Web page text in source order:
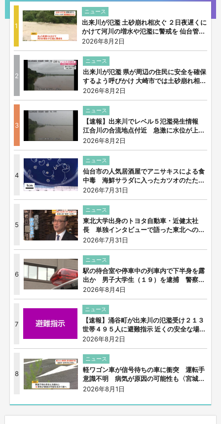
1
ニュース
出来川が氾濫 土砂崩れ相次ぐ ２日夜遅くに
かけて河川の増水や氾濫に警戒を 仙台管...
2026年8月2日
2
ニュース
出来川が氾濫 県が周辺の住民に安全を確保
するよう呼びかけ 大崎市では土砂崩れ相...
2026年8月2日
3
ニュース
【速報】出来川でレベル５氾濫発生情報
江合川の合流地点付近 急激に水位が上...
2026年8月2日
4
ニュース
仙台市の人気居酒屋でアニサキスによる食
中毒 海鮮サラダに入ったカツオのたた...
2026年7月31日
5
ニュース
東北大学出身のトヨタ自動車・近健太社
長 単独インタビューで語った東北への...
2026年7月31日
6
ニュース
駅の待合室や停車中の列車内で下半身を露
出か 男子大学生（１９）を逮捕 警察...
2026年8月4日
7
ニュース
【速報】涌谷町が出来川の氾濫受け２１３
世帯４９５人に避難指示 近くの安全な場...
2026年8月2日
8
ニュース
軽ワゴン車が信号待ちの車に衝突 運転手
意識不明 病気が原因の可能性も〈宮城...
2026年8月1日